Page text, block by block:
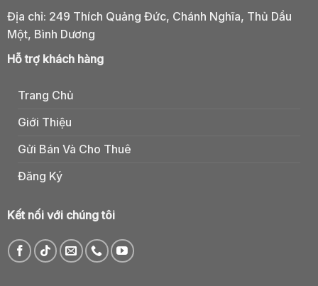
Địa chỉ: 249 Thích Quảng Đức, Chánh Nghĩa, Thủ Dầu
Một, Bình Dương
Hỗ trợ khách hàng
Trang Chủ
Giới Thiệu
Gửi Bán Và Cho Thuê
Đăng Ký
Kết nối với chúng tôi